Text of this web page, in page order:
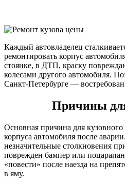
Каждый автовладелец
ремонтировать корпус
стоянке, в ДТП, краску
колесами другого автомобиля.
Санкт-Петербурге —
Причины
Основная причина для
корпуса автомобиля после
незначительные столкновения
поврежден бампер или
«повести» после наезда на
в яму.